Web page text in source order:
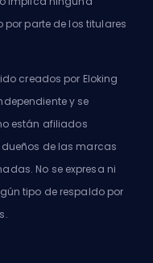
parte de los titulares
creados por Eloking
y se
están afiliados
de las marcas
No se expresa ni
tipo de respaldo por